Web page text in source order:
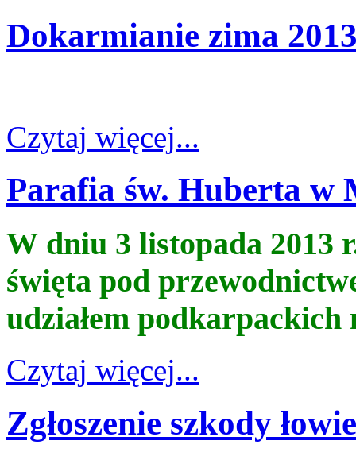
Dokarmianie zima
Czytaj więcej...
Parafia św. Huberta w
W dniu 3 listopada 2013
święta pod
udziałem
Czytaj więcej...
Zgłoszenie szkody